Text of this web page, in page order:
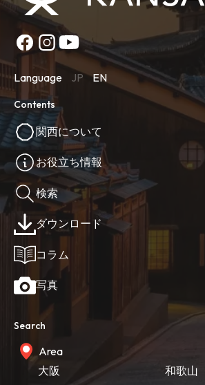
Language JP EN
Contents
関西について
お役立ち情報
検索
ダウンロード
コラム
写真
Search
Area
大阪
和歌山